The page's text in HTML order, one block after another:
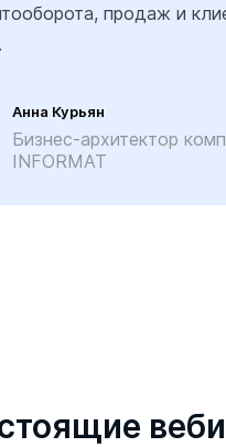
продаж и
Анна Курьян
Бизнес-архитектор
INFORMAT